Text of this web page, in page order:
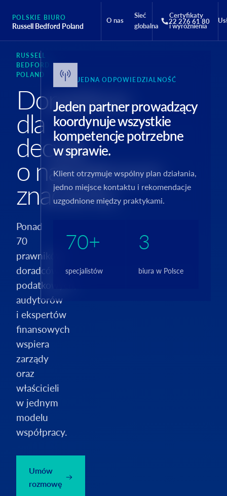
POLSKIE BIURO
Russell Bedford Poland
O nas
Sieć
globalna
Certyfikaty
i wyróżnienia
22 276 61 80
RUSSELL
BEDFORD
POLAND
Doradztwo
dla
decyzji
o największym
znaczeniu.
Ponad
70
prawników,
doradców
podatkowych,
audytorów
i ekspertów
finansowych
wspiera
zarządy
oraz
właścicieli
w jednym
modelu
współpracy.
Umów
rozmowę
JEDNA ODPOWIEDZIALNOŚĆ
Jeden partner prowadzący
koordynuje wszystkie
kompetencje potrzebne
w sprawie.
Klient otrzymuje wspólny plan działania,
jedno miejsce kontaktu i rekomendacje
uzgodnione między praktykami.
70+
specjalistów
3
biura w Polsce